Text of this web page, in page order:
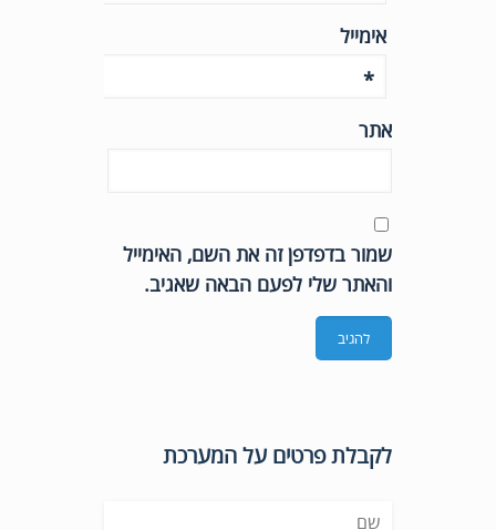
אימייל
*
אתר
שמור בדפדפן זה את השם, האימייל
והאתר שלי לפעם הבאה שאגיב.
לקבלת פרטים על המערכת